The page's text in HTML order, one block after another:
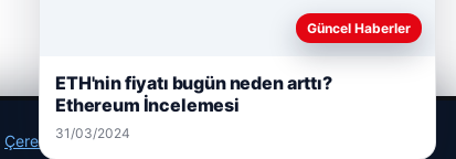
Çerez Politikamız
Güncel Haberler
ETH'nin fiyatı bugün neden arttı?
Ethereum İncelemesi
31/03/2024